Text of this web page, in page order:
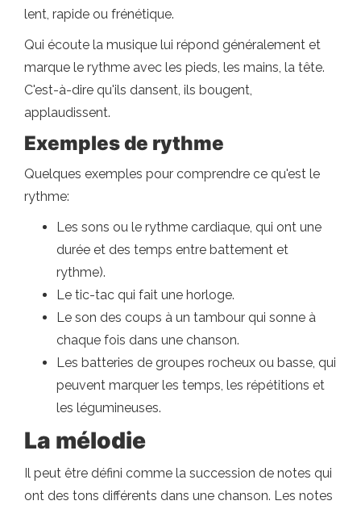
lent, rapide ou frénétique.
Qui écoute la musique lui répond généralement et
marque le rythme avec les pieds, les mains, la tête.
C'est-à-dire qu'ils dansent, ils bougent,
applaudissent.
Exemples de rythme
Quelques exemples pour comprendre ce qu'est le
rythme:
Les sons ou le rythme cardiaque, qui ont une
durée et des temps entre battement et
rythme).
Le tic-tac qui fait une horloge.
Le son des coups à un tambour qui sonne à
chaque fois dans une chanson.
Les batteries de groupes rocheux ou basse, qui
peuvent marquer les temps, les répétitions et
les légumineuses.
La mélodie
Il peut être défini comme la succession de notes qui
ont des tons différents dans une chanson. Les notes